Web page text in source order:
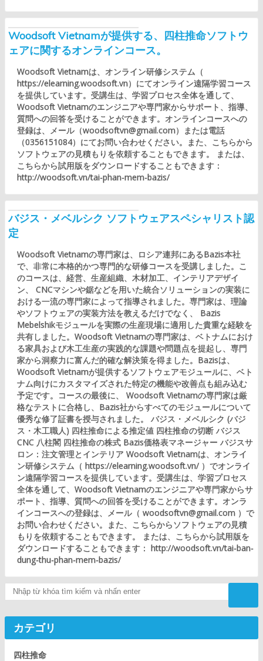
Woodsoft Vietnamが提供する、四柱推命ソフトウ
ェアに関するオンラインコース。
Woodsoft Vietnamは、オンライン研修システム（
https://elearning.woodsoft.vn）にてオンライン遠隔学習コース
を提供しています。受講生は、学習プロセス全体を通して、
Woodsoft Vietnamのエンジニアや専門家からサポート、指導、
質問への回答を受けることができます。オンラインコースへの
登録は、メール（woodsoftvn@gmail.com）または電話
（0356151084）にてお問い合わせください。また、こちらから
ソフトウェアの見積もりを依頼することもできます。 または、
こちらから試用版をダウンロードすることもできます：
http://woodsoft.vn/tai-phan-mem-bazis/
バジス・メベルシク ソフトウェアスペシャリスト認
定
Woodsoft Vietnamの専門家は、ロシア連邦にあるBazis本社
で、非常に本格的かつ専門的な研修コースを受講しました。こ
のコースは、経営、生産組織、木材加工、インテリアデザイ
ン、 CNCマシンや鋸などを用いた統合ソリューションの実装に
おける一流の専門家によって指導されました。専門家は、理論
やソフトウェアの実装方法を教えるだけでなく、 Bazis
Mebelshikモジュールを実際の生産現場に適用した貴重な経験を
共有しました。Woodsoft Vietnamの専門家は、ベトナムにおけ
る家具および木工生産の実践的な課題や問題点を提起し、専門
家から洞察力に富んだ的確な解決策を得ました。Bazisは、
Woodsoft Vietnamが提供するソフトウェアモジュールに、ベト
ナム向けにカスタマイズされた特定の機能や改善点も組み込む
予定です。コースの最後に、 Woodsoft Vietnamの専門家は厳
格なテストに合格し、Bazis社からすべてのモジュールについて
優秀な修了証書を授与されました。 バジス・メベルシク (バジ
ス・木工職人) 四柱推命による推定値 四柱推命の切断 バジス
CNC 八柱閣 四柱推命の株式 Bazis価格表マネージャー バジスサ
ロン：注文管理とインテリア Woodsoft Vietnamは、オンライ
ン研修システム（ https://elearning.woodsoft.vn/ ）でオンライ
ン遠隔学習コースを提供しています。受講生は、学習プロセス
全体を通して、Woodsoft Vietnamのエンジニアや専門家からサ
ポート、指導、質問への回答を受けることができます。オンラ
インコースへの登録は、メール（ woodsoftvn@gmail.com ）で
お問い合わせください。また、こちらからソフトウェアの見積
もりを依頼することもできます。 または、こちらから試用版を
ダウンロードすることもできます： http://woodsoft.vn/tai-ban-
dung-thu-phan-mem-bazis/
Tìm kiếm
カテゴリ
四柱推命